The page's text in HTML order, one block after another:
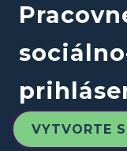
VYTVORTE